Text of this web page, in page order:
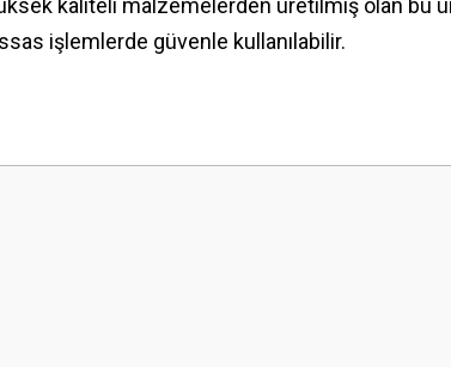
kaliteli malzemelerden üretilmiş olan bu
işlemlerde güvenle kullanılabilir.